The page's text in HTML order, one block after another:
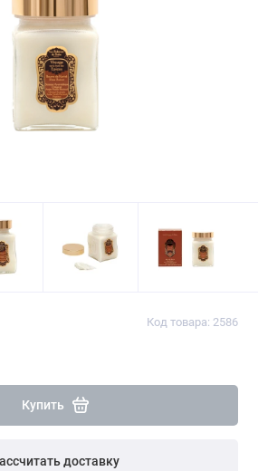
Код товара: 2586
Купить
доставку